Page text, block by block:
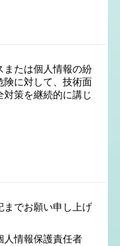
たは個人情報の紛
険に対して、技術面
対策を継続的に講じ
でお願い申し上げ
情報保護責任者